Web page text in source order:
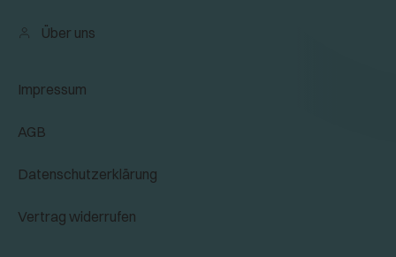
Über uns
Impressum
AGB
Datenschutzerklärung
Vertrag widerrufen